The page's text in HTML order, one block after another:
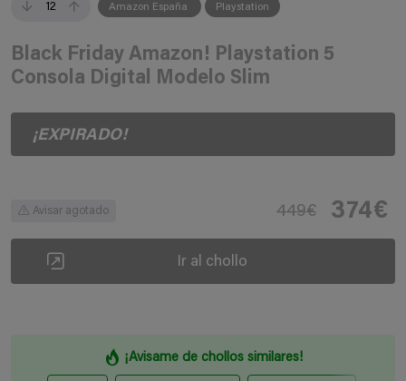
12 Amazon España Playstation
Black Friday Amazon! Playstation 5
Consola Digital Modelo Slim
¡EXPIRADO!
Avisar agotado 449€ 374€
Ir al chollo
¡Avisame de chollos similares!